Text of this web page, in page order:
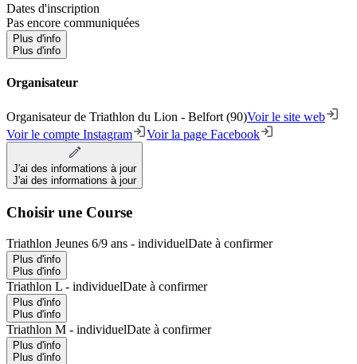
Dates d'inscription
Pas encore communiquées
Plus d'info
Plus d'info
Organisateur
Organisateur de Triathlon du Lion - Belfort (90)Voir le site web
Voir le compte Instagram
Voir la page Facebook
J'ai des informations à jour
J'ai des informations à jour
Choisir une Course
Triathlon Jeunes 6/9 ans - individuelDate à confirmer
Plus d'info
Plus d'info
Triathlon L - individuelDate à confirmer
Plus d'info
Plus d'info
Triathlon M - individuelDate à confirmer
Plus d'info
Plus d'info